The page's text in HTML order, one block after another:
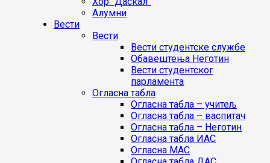
Алумни
Вести
Вести
Вести студентске службе
Oбавештења Неготин
Вести студентског
парламента
Огласна табла
Огласна табла – учитељ
Огласна табла – васпитач
Огласна табла – Неготин
Огласна табла ИАС
Огласна МАС